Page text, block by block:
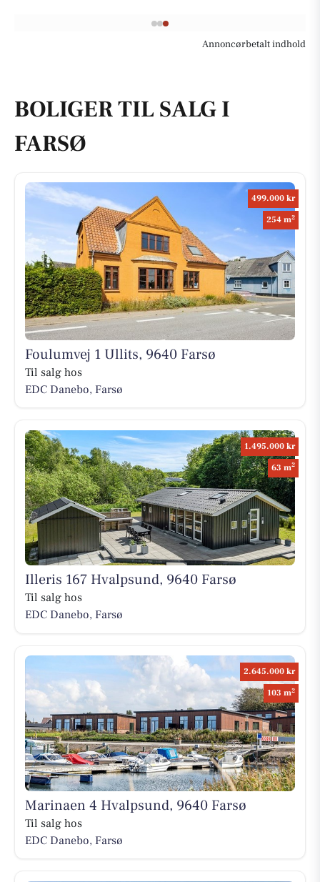
Annoncørbetalt indhold
BOLIGER TIL SALG I
FARSØ
499.000 kr
254 m2
Foulumvej 1 Ullits, 9640 Farsø
Til salg hos
EDC Danebo, Farsø
1.495.000 kr
63 m2
Illeris 167 Hvalpsund, 9640 Farsø
Til salg hos
EDC Danebo, Farsø
2.645.000 kr
103 m2
Marinaen 4 Hvalpsund, 9640 Farsø
Til salg hos
EDC Danebo, Farsø